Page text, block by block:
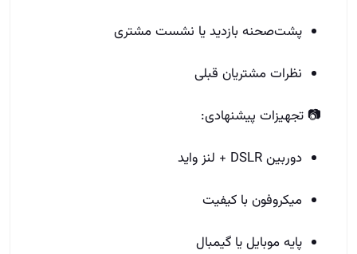
پشت‌صحنه بازدید یا نشست مشتری
نظرات مشتریان قبلی
📷 تجهیزات پیشنهادی:
دوربین DSLR + لنز واید
میکروفون با کیفیت
پایه موبایل یا گیمبال